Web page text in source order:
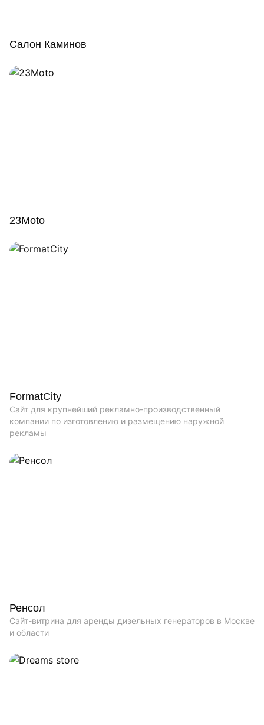
Салон Каминов
23Moto
FormatCity
Сайт для крупнейший рекламно-производственный
компании по изготовлению и размещению наружной
рекламы
Ренсол
Сайт-витрина для аренды дизельных генераторов в Москве
и области